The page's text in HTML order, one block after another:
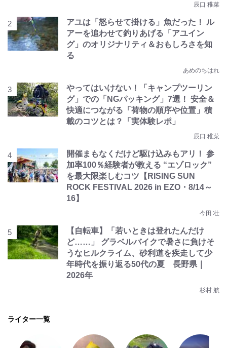
辰口 稚菜
アユは「怒らせて掛ける」魚だった！ ル
アーを追わせて釣りあげる「アユイン
グ」のオリジナリティ＆おもしろさを知
る
あめのちはれ
やってはいけない！「キャンプツーリン
グ」での「NGパッキング」7選！ 安全＆
快適につながる「荷物の順序や位置」積
載のコツとは？「実体験レポ」
辰口 稚菜
開催まもなくだけど駆け込みもアリ！ 参
加率100％経験者が教える “エゾロック”
を最大限楽しむコツ【RISING SUN
ROCK FESTIVAL 2026 in EZO・8/14～
16】
今田 壮
【自転車】「若いときは登れたんだけ
ど……」 グラベルバイクで暑さに負けそ
うなヒルクライム、砂利道を疾走して少
年時代を振り返る50代の夏 長野県｜
2026年
杉村 航
ライター一覧